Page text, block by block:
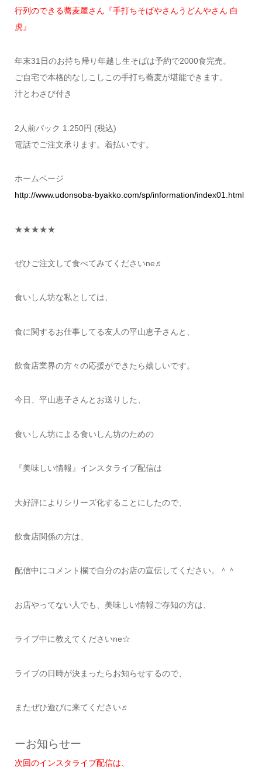
行列のできる蕎麦屋さん『手打ちそばやさんうどんやさん 白
虎』
年末31日のお持ち帰り年越し生そばは予約で2000食完売。
ご自宅で本格的なしこしこの手打ち蕎麦が堪能できます。
汁とわさび付き
2人前パック 1.250円 (税込)
電話でご注文承ります。着払いです。
ホームページ
http://www.udonsoba-byakko.com/sp/information/index01.html
★★★★★
ぜひご注文して食べてみてくださいne♬
食いしん坊な私としては、
食に関するお仕事してる友人の平山恵子さんと、
飲食店業界の方々の応援ができたら嬉しいです。
今日、平山恵子さんとお送りした、
食いしん坊による食いしん坊のための
『美味しい情報』インスタライブ配信は
大好評によりシリーズ化することにしたので、
飲食店関係の方は、
配信中にコメント欄で自分のお店の宣伝してください。＾＾
お店やってない人でも、美味しい情報ご存知の方は、
ライブ中に教えてくださいne☆
ライブの日時が決まったらお知らせするので、
またぜひ遊びに来てください♬
ーお知らせー
次回のインスタライブ配信は、